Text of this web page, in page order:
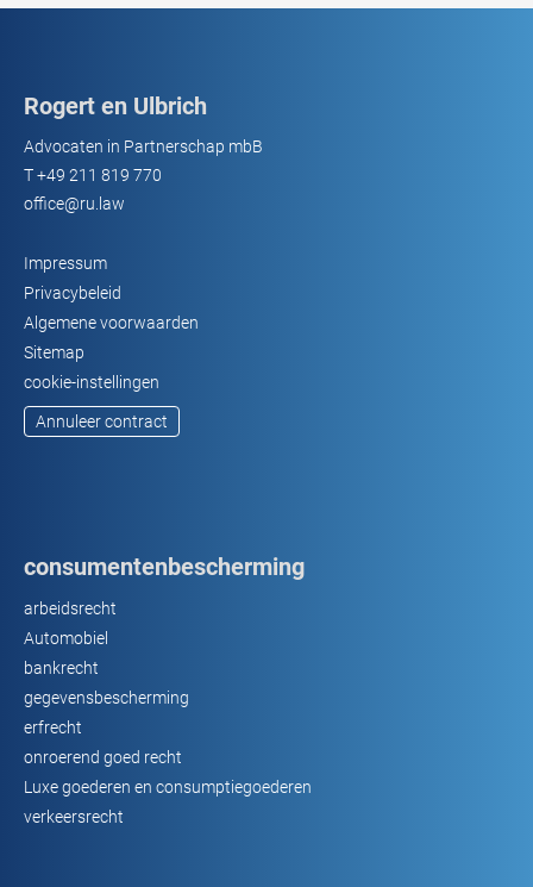
Rogert en Ulbrich
Advocaten in Partnerschap mbB
T+49 211 819 770
office@ru.law
Impressum
Privacybeleid
Algemene voorwaarden
Sitemap
cookie-instellingen
Annuleer contract
consumentenbescherming
arbeidsrecht
Automobiel
bankrecht
gegevensbescherming
erfrecht
onroerend goed recht
Luxe goederen en consumptiegoederen
verkeersrecht